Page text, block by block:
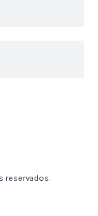
reservados.